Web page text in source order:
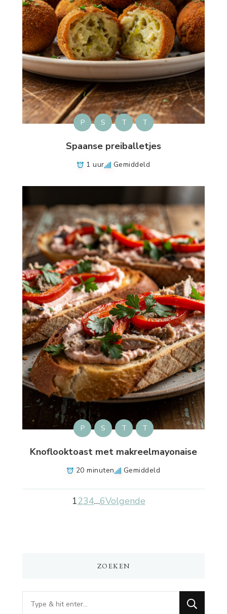
P S T T
Spaanse preiballetjes
1 uur Gemiddeld
P S T T
Knoflooktoast met makreelmayonaise
20 minuten Gemiddeld
1234…6Volgende
ZOEKEN
Op